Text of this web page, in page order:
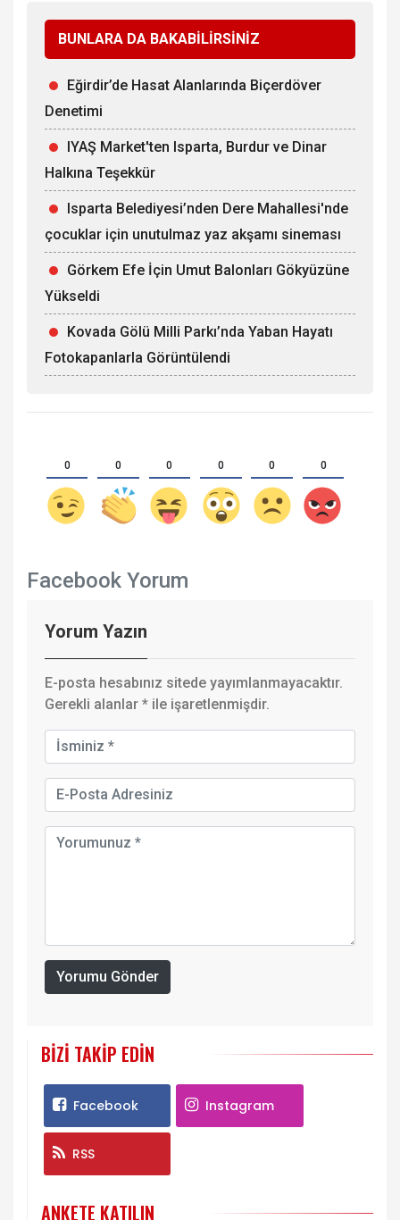
BUNLARA DA BAKABİLİRSİNİZ
Eğirdir’de Hasat Alanlarında Biçerdöver
Denetimi
IYAŞ Market'ten Isparta, Burdur ve Dinar
Halkına Teşekkür
Isparta Belediyesi’nden Dere Mahallesi'nde
çocuklar için unutulmaz yaz akşamı sineması
Görkem Efe İçin Umut Balonları Gökyüzüne
Yükseldi
Kovada Gölü Milli Parkı’nda Yaban Hayatı
Fotokapanlarla Görüntülendi
0 0 0 0 0 0
Facebook Yorum
Yorum Yazın
E-posta hesabınız sitede yayımlanmayacaktır.
Gerekli alanlar * ile işaretlenmişdir.
Yorumu Gönder
BIZI TAKIP EDIN
Facebook Instagram
RSS
ANKETE KATILIN